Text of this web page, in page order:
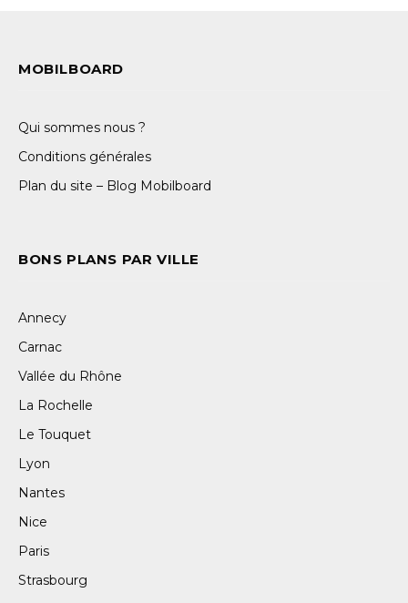
MOBILBOARD
Qui sommes nous ?
Conditions générales
Plan du site – Blog Mobilboard
BONS PLANS PAR VILLE
Annecy
Carnac
Vallée du Rhône
La Rochelle
Le Touquet
Lyon
Nantes
Nice
Paris
Strasbourg